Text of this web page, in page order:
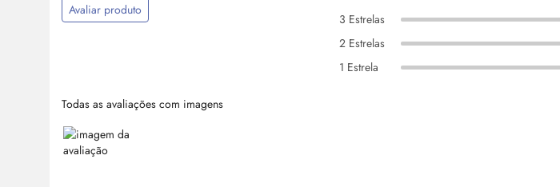
Avaliar produto
3 Estrelas
2 Estrelas
1 Estrela
Todas as avaliações com imagens